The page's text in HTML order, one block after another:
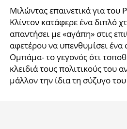
Μιλώντας επαινετικά για του
Κλίντον κατάφερε ένα διπλό
απαντήσει με «αγάπη» στις
αφετέρου να υπενθυμίσει
Ομπάμα- το γεγονός ότι
κλειδιά τους πολιτικούς του
μάλλον την ίδια τη σύζυγο